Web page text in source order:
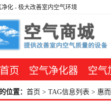
净化 - 极大改善室内空气环境
首页 空气净化器 空气
位置： 首页 > TAG信息列表 > 惠